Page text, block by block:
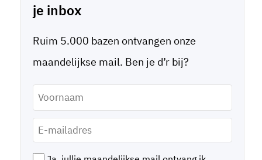
je inbox
Ruim 5.000 bazen ontvangen onze
maandelijkse mail. Ben je d’r bij?
Voornaam *
mailadres *